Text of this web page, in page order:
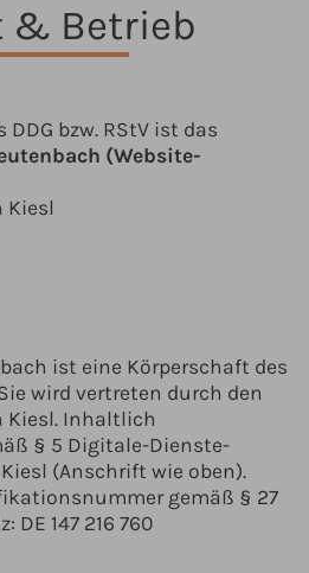
& Betrieb
bzw. RStV ist das
(Website-
Kiesl
ist eine Körperschaft des
wird vertreten durch den
Kiesl. Inhaltlich
§ 5 Digitale-Dienste-
Kiesl (Anschrift wie oben).
gemäß § 27
DE 147 216 760